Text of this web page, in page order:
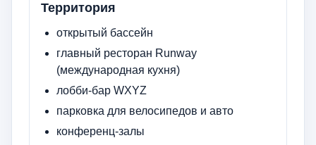
Территория
открытый бассейн
главный ресторан Runway
(международная кухня)
лобби-бар WXYZ
парковка для велосипедов и авто
конференц-залы